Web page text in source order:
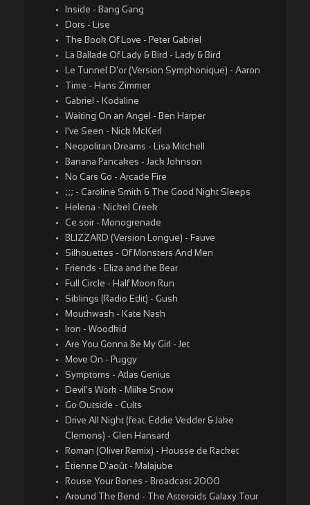
Inside - Bang Gang
Dors - Lise
The Book Of Love - Peter Gabriel
La Ballade Of Lady & Bird - Lady & Bird
Le Tunnel D'or (Version Symphonique) - Aaron
Time - Hans Zimmer
Gabriel - Kodaline
Waiting On an Angel - Ben Harper
I've Seen - Nick McKerl
Neopolitan Dreams - Lisa Mitchell
Banana Pancakes - Jack Johnson
No Cars Go - Arcade Fire
;;; - Caroline Smith & The Good Night Sleeps
Helena - Nickel Creek
Ce soir - Monogrenade
BLIZZARD (Version Longue) - Fauve
Silhouettes - Of Monsters And Men
Friends - Eliza and the Bear
Full Circle - Half Moon Run
Siblings (Radio Edit) - Gush
Mouthwash - Kate Nash
Iron - Woodkid
Are You Gonna Be My Girl - Jet
Move On - Puggy
Symptoms - Atlas Genius
Devil's Work - Miike Snow
Go Outside - Cults
Drive All Night (feat. Eddie Vedder & Jake
Clemons) - Glen Hansard
Roman (Oliver Remix) - Housse de Racket
Étienne D'août - Malajube
Rouse Your Bones - Broadcast 2000
Around The Bend - The Asteroids Galaxy Tour